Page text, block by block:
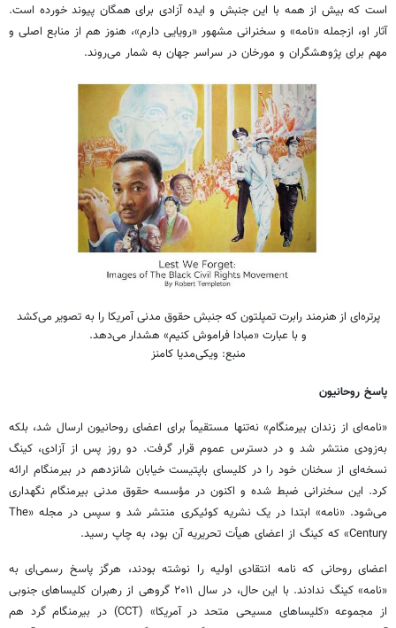
است که بیش از همه با این جنبش و ایده آزادی برای همگان پیوند خورده است.
آثار او، ازجمله «نامه» و سخنرانی مشهور «رویایی دارم»، هنوز هم از منابع اصلی و
مهم برای پژوهشگران و مورخان در سراسر جهان به شمار می‌روند.
پرتره‌ای از هنرمند رابرت تمپلتون که جنبش حقوق مدنی آمریکا را به تصویر می‌کشد
و با عبارت «مبادا فراموش کنیم» هشدار می‌دهد.
منبع: ویکی‌مدیا کامنز
پاسخ روحانیون
«نامه‌ای از زندان بیرمنگام» نه‌تنها مستقیماً برای اعضای روحانیون ارسال شد، بلکه
به‌زودی منتشر شد و در دسترس عموم قرار گرفت. دو روز پس از آزادی، کینگ
نسخه‌ای از سخنان خود را در کلیسای باپتیست خیابان شانزدهم در بیرمنگام ارائه
کرد. این سخنرانی ضبط شده و اکنون در مؤسسه حقوق مدنی بیرمنگام نگهداری
می‌شود. «نامه» ابتدا در یک نشریه کوئیکری منتشر شد و سپس در مجله «The
Century» که کینگ از اعضای هیأت تحریریه آن بود، به چاپ رسید.
اعضای روحانی که نامه انتقادی اولیه را نوشته بودند، هرگز پاسخ رسمی‌ای به
«نامه» کینگ ندادند. با این حال، در سال ۲۰۱۱ گروهی از رهبران کلیساهای جنوبی
از مجموعه «کلیساهای مسیحی متحد در آمریکا» (CCT) در بیرمنگام گرد هم